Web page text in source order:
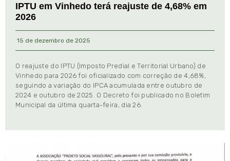
IPTU em Vinhedo terá reajuste de 4,68% em
2026
15 de dezembro de 2025
O reajuste do IPTU (Imposto Predial e Territorial Urbano) de
Vinhedo para 2026 foi oficializado com correção de 4,68%,
seguindo a variação do IPCA acumulada entre outubro de
2024 e outubro de 2025. O Decreto foi publicado no Boletim
Municipal da última quarta-feira, dia 26.